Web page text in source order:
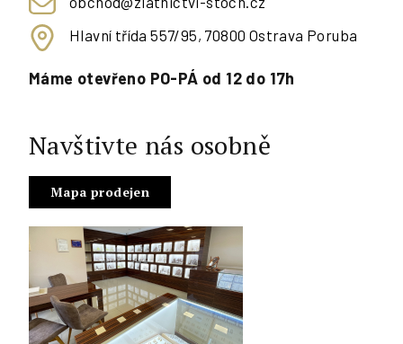
Hlavní třída 557/95, 70800 Ostrava Poruba
Máme otevřeno PO-PÁ od 12 do 17h
Navštivte nás osobně
Mapa prodejen